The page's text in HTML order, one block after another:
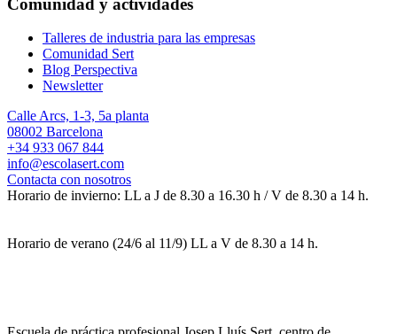
Comunidad y actividades
Talleres de industria para las empresas
Comunidad Sert
Blog Perspectiva
Newsletter
Calle Arcs, 1-3, 5a planta
08002 Barcelona
+34 933 067 844
info@escolasert.com
Contacta con nosotros
Horario de invierno: LL a J de 8.30 a 16.30 h / V de 8.30 a 14 h.
Horario de verano (24/6 al 11/9) LL a V de 8.30 a 14 h.